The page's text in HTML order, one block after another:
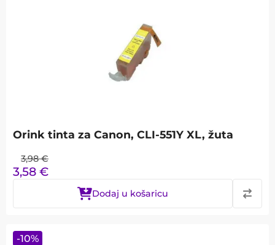
Orink tinta za Canon, CLI-551Y XL, žuta
3,98 €
3,58 €
Dodaj u košaricu
-10%